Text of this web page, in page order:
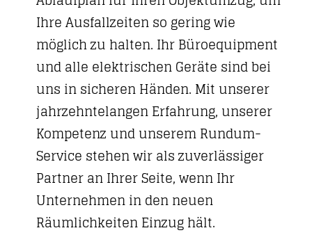
Ihre Ausfallzeiten so gering wie
möglich zu halten. Ihr Büroequipment
und alle elektrischen Geräte sind bei
uns in sicheren Händen. Mit unserer
jahrzehntelangen Erfahrung, unserer
Kompetenz und unserem Rundum-
Service stehen wir als zuverlässiger
Partner an Ihrer Seite, wenn Ihr
Unternehmen in den neuen
Räumlichkeiten Einzug hält.